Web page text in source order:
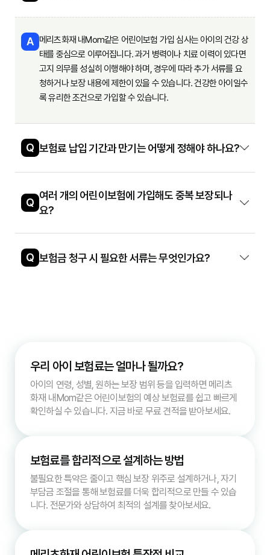
A 메리츠화재 내Mom같은 어린이보험 가입 심사는 아이의 건강 상
태를 중심으로 이루어집니다. 과거 병력이나 치료 이력이 있다면
고지 의무를 성실히 이행해야 하며, 경우에 따라 추가 서류를 요
청하거나 보장 내용에 제한이 있을 수 있습니다. 건강한 아이일수
록 유리한 조건으로 가입할 수 있습니다.
Q 보험료 납입 기간과 만기는 어떻게 정해야 하나요?
Q
여러 개의 어린이보험에 가입해도 중복 보장되나
요?
Q 보험금 청구 시 필요한 서류는 무엇인가요?
우리 아이 보험료는 얼마나 될까요?
아이의 연령, 성별, 원하는 보장 범위 등을 입력하면 메리츠
화재 내Mom같은 어린이보험의 예상 보험료를 쉽고 빠르게
확인하실 수 있습니다. 지금 바로 무료 견적을 받아보세요.
보험료를 합리적으로 설계하는 방법
불필요한 특약은 줄이고 핵심 보장 위주로 설계하거나, 자기
부담금 조절을 통해 보험료를 더욱 합리적으로 만들 수 있습
니다. 전문가와 상담하여 최적의 설계를 찾아보세요.